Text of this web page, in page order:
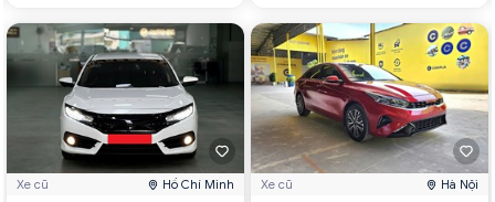
Xe cũ Hồ Chí Minh Xe cũ Hà Nội